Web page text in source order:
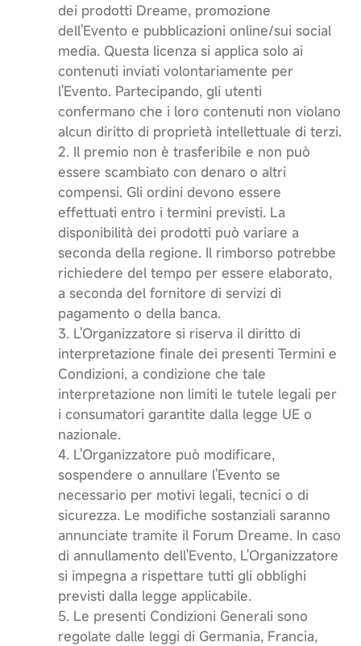
dei prodotti Dreame, promozione
dell'Evento e pubblicazioni online/sui social
media. Questa licenza si applica solo ai
contenuti inviati volontariamente per
l'Evento. Partecipando, gli utenti
confermano che i loro contenuti non violano
alcun diritto di proprietà intellettuale di terzi.
2. Il premio non è trasferibile e non può
essere scambiato con denaro o altri
compensi. Gli ordini devono essere
effettuati entro i termini previsti. La
disponibilità dei prodotti può variare a
seconda della regione. Il rimborso potrebbe
richiedere del tempo per essere elaborato,
a seconda del fornitore di servizi di
pagamento o della banca.
3. L'Organizzatore si riserva il diritto di
interpretazione finale dei presenti Termini e
Condizioni, a condizione che tale
interpretazione non limiti le tutele legali per
i consumatori garantite dalla legge UE o
nazionale.
4. L'Organizzatore può modificare,
sospendere o annullare l'Evento se
necessario per motivi legali, tecnici o di
sicurezza. Le modifiche sostanziali saranno
annunciate tramite il Forum Dreame. In caso
di annullamento dell'Evento, L'Organizzatore
si impegna a rispettare tutti gli obblighi
previsti dalla legge applicabile.
5. Le presenti Condizioni Generali sono
regolate dalle leggi di Germania, Francia,